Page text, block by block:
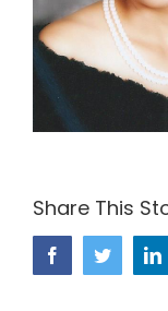
Share This
FacebookTwitter